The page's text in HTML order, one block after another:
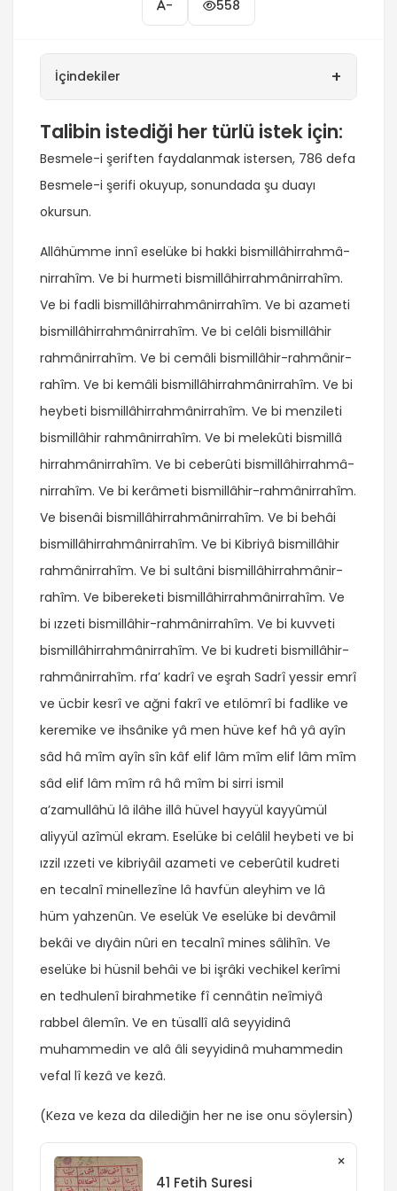
- 558
İçindekiler +
Talibin istediği her türlü istek için:
Besmele-i şeriften faydalanmak istersen, 786 defa
Besmele-i şerifi okuyup, sonundada şu duayı
okursun.
Allâhümme innî eselüke bi hakki bismillâhirrahmâ-
nirrahîm. Ve bi hurmeti bismillâhirrahmânirrahîm.
Ve bi fadli bismillâhirrahmânirrahîm. Ve bi azameti
bismillâhirrahmânirrahîm. Ve bi celâli bismillâhir
rahmânirrahîm. Ve bi cemâli bismillâhir-rahmânir-
rahîm. Ve bi kemâli bismillâhirrahmânirrahîm. Ve bi
heybeti bismillâhirrahmânirrahîm. Ve bi menzileti
bismillâhir rahmânirrahîm. Ve bi melekûti bismillâ
hirrahmânirrahîm. Ve bi ceberûti bismillâhirrahmâ-
nirrahîm. Ve bi kerâmeti bismillâhir-rahmânirrahîm.
Ve bisenâi bismillâhirrahmânirrahîm. Ve bi behâi
bismillâhirrahmânirrahîm. Ve bi Kibriyâ bismillâhir
rahmânirrahîm. Ve bi sultâni bismillâhirrahmânir-
rahîm. Ve bibereketi bismillâhirrahmânirrahîm. Ve
bi ızzeti bismillâhir-rahmânirrahîm. Ve bi kuvveti
bismillâhirrahmânirrahîm. Ve bi kudreti bismillâhir-
rahmânirrahîm. rfa’ kadrî ve eşrah Sadrî yessir emrî
ve ücbir kesrî ve ağni fakrî ve etılömrî bi fadlike ve
keremike ve ihsânike yâ men hüve kef hâ yâ ayîn
sâd hâ mîm ayîn sîn kâf elif lâm mîm elif lâm mîm
sâd elif lâm mîm râ hâ mîm bi sirri ismil
a’zamullâhü lâ ilâhe illâ hüvel hayyül kayyûmül
aliyyül azîmül ekram. Eselüke bi celâlil heybeti ve bi
ızzil ızzeti ve kibriyâil azameti ve ceberûtil kudreti
en tecalnî minellezîne lâ havfün aleyhim ve lâ
hüm yahzenûn. Ve eselük Ve eselüke bi devâmil
bekâi ve dıyâin nûri en tecalnî mines sâlihîn. Ve
eselüke bi hüsnil behâi ve bi işrâki vechikel kerîmi
en tedhulenî birahmetike fî cennâtin neîmiyâ
rabbel âlemîn. Ve en tüsallî alâ seyyidinâ
muhammedin ve alâ âli seyyidinâ muhammedin
vefal lî kezâ ve kezâ.
(Keza ve keza da dilediğin her ne ise onu söylersin)
41 Fetih Suresi
×